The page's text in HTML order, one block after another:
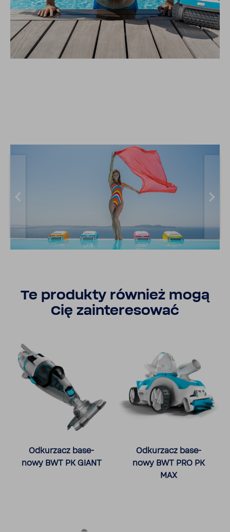
Te produkty również mogą
Cię zain­te­re­sować
Odku­rzacz base­
nowy BWT PK GIANT
Odku­rzacz base­
nowy BWT PRO PK
MAX